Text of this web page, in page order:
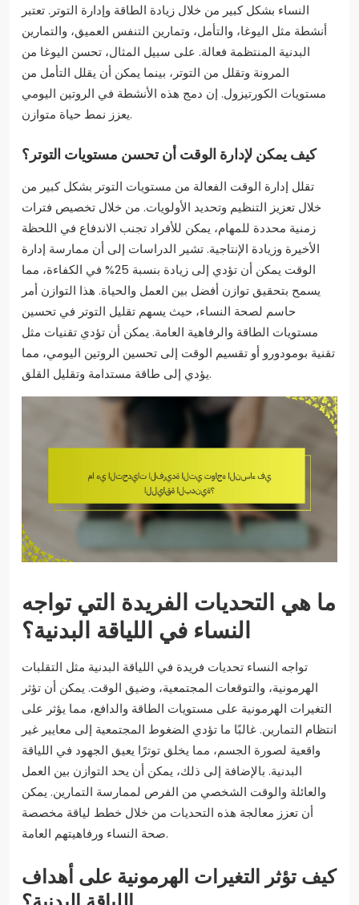
النساء بشكل كبير من خلال زيادة الطاقة وإدارة التوتر. تعتبر
أنشطة مثل اليوغا، والتأمل، وتمارين التنفس العميق، والتمارين
البدنية المنتظمة فعالة. على سبيل المثال، تحسن اليوغا من
المرونة وتقلل من التوتر، بينما يمكن أن يقلل التأمل من
مستويات الكورتيزول. إن دمج هذه الأنشطة في الروتين اليومي
يعزز نمط حياة متوازن.
كيف يمكن لإدارة الوقت أن تحسن مستويات التوتر؟
تقلل إدارة الوقت الفعالة من مستويات التوتر بشكل كبير من
خلال تعزيز التنظيم وتحديد الأولويات. من خلال تخصيص فترات
زمنية محددة للمهام، يمكن للأفراد تجنب الاندفاع في اللحظة
الأخيرة وزيادة الإنتاجية. تشير الدراسات إلى أن ممارسة إدارة
الوقت يمكن أن تؤدي إلى زيادة بنسبة 25% في الكفاءة، مما
يسمح بتحقيق توازن أفضل بين العمل والحياة. هذا التوازن أمر
حاسم لصحة النساء، حيث يسهم تقليل التوتر في تحسين
مستويات الطاقة والرفاهية العامة. يمكن أن تؤدي تقنيات مثل
تقنية بومودورو أو تقسيم الوقت إلى تحسين الروتين اليومي، مما
يؤدي إلى طاقة مستدامة وتقليل القلق.
ما هي التحديات الفريدة التي تواجه
النساء في اللياقة البدنية؟
تواجه النساء تحديات فريدة في اللياقة البدنية مثل التقلبات
الهرمونية، والتوقعات المجتمعية، وضيق الوقت. يمكن أن تؤثر
التغيرات الهرمونية على مستويات الطاقة والدافع، مما يؤثر على
انتظام التمارين. غالبًا ما تؤدي الضغوط المجتمعية إلى معايير غير
واقعية لصورة الجسم، مما يخلق توترًا يعيق الجهود في اللياقة
البدنية. بالإضافة إلى ذلك، يمكن أن يحد التوازن بين العمل
والعائلة والوقت الشخصي من الفرص لممارسة التمارين. يمكن
أن تعزز معالجة هذه التحديات من خلال خطط لياقة مخصصة
صحة النساء ورفاهيتهم العامة.
كيف تؤثر التغيرات الهرمونية على أهداف